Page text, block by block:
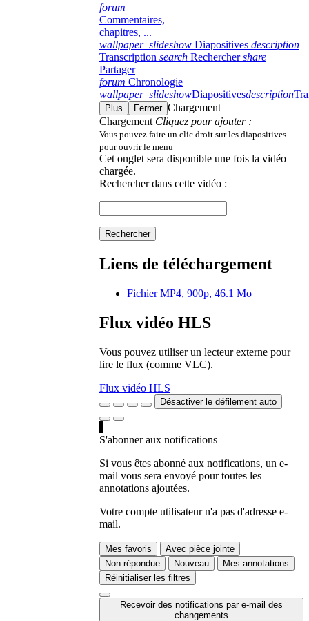
forum
Commentaires,
chapitres, ...
wallpaper_slideshow Diapositives description
Transcription search Rechercher share
Partager
forum Chronologie
wallpaper_slideshowDiapositivesdescription
Plus Fermer Chargement
Chargement Cliquez pour ajouter :
Vous pouvez faire un clic droit sur les diapositives
pour ouvrir le menu
Cet onglet sera disponible une fois la vidéo
chargée.
Rechercher dans cette vidéo :
Rechercher
Liens de téléchargement
Fichier MP4, 900p, 46.1 Mo
Flux vidéo HLS
Vous pouvez utiliser un lecteur externe pour
lire le flux (comme VLC).
Flux vidéo HLS
Désactiver le défilement auto
S'abonner aux notifications
Si vous êtes abonné aux notifications, un e-
mail vous sera envoyé pour toutes les
annotations ajoutées.
Votre compte utilisateur n'a pas d'adresse e-
mail.
Mes favoris
Avec pièce jointe
Non répondue
Nouveau
Mes annotations
Réinitialiser les filtres
Recevoir des notifications par e-mail des
changements